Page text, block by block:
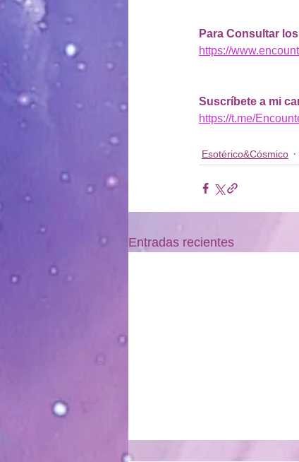
Para Consultar
https://
Suscríbete a mi
https://t.me/
Esotérico&Cósmico
Entradas recientes